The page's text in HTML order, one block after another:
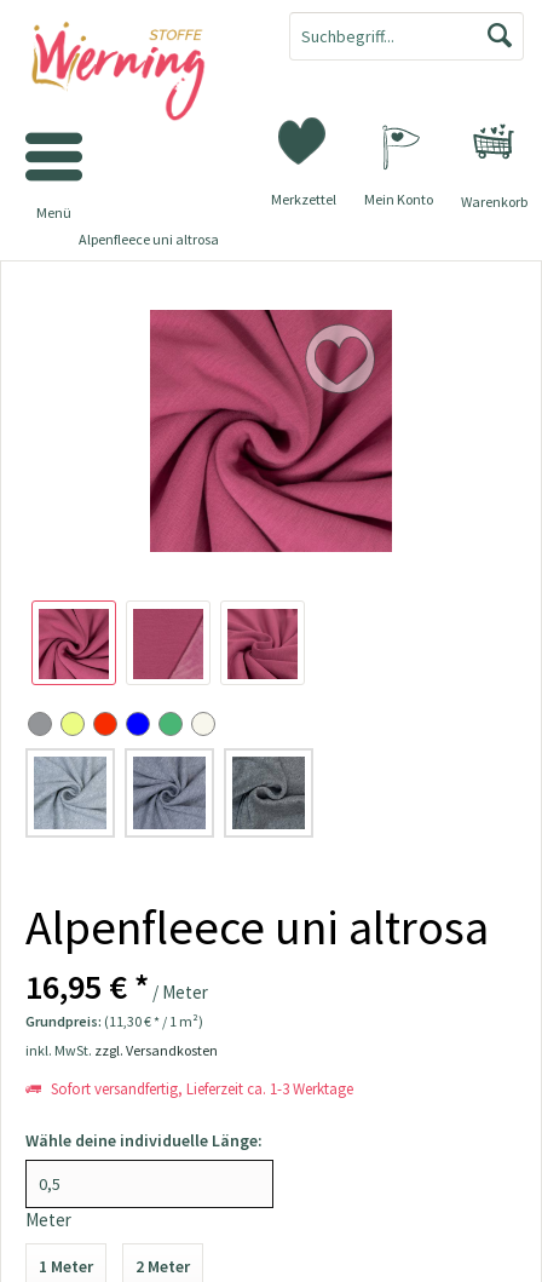
Warenkorb
Merkzettel Mein Konto
Menü
Alpenfleece uni altrosa
Alpenfleece uni altrosa
16,95 € * / Meter
Grundpreis: (11,30 € * / 1 m²)
inkl. MwSt. zzgl. Versandkosten
Sofort versandfertig, Lieferzeit ca. 1-3 Werktage
Wähle deine individuelle Länge:
Meter
1 Meter 2 Meter